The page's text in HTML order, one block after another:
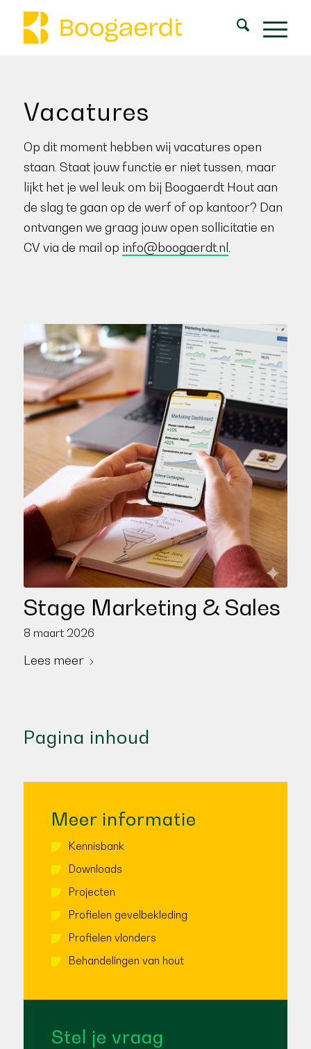
Vacatures
Op dit moment hebben wij vacatures open
staan. Staat jouw functie er niet tussen, maar
lijkt het je wel leuk om bij Boogaerdt Hout aan
de slag te gaan op de werf of op kantoor? Dan
ontvangen we graag jouw open sollicitatie en
CV via de mail op info@boogaerdt.nl .
Stage Marketing & Sales
8 maart 2026
Lees meer
Pagina inhoud
Meer informatie
Kennisbank
Downloads
Projecten
Profielen gevelbekleding
Profielen vlonders
Behandelingen van hout
Stel je vraag